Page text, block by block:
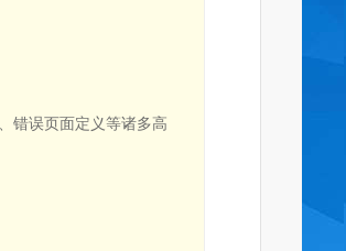
错误页面定义等诸多高